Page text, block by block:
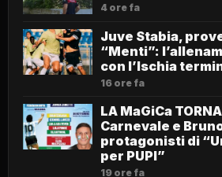
4 ore fa
Juve Stabia,
“Menti”:
con l’Ischia
16 ore fa
LA MaGiCa
Carnevale e
protagonisti di
per PUPI”
19 ore fa